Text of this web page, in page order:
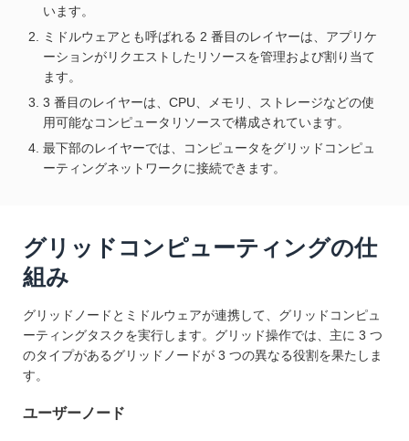
います。
ミドルウェアとも呼ばれる 2 番目のレイヤーは、アプリケ
ーションがリクエストしたリソースを管理および割り当て
ます。
3 番目のレイヤーは、CPU、メモリ、ストレージなどの使
用可能なコンピュータリソースで構成されています。
最下部のレイヤーでは、コンピュータをグリッドコンピュ
ーティングネットワークに接続できます。
グリッドコンピューティングの仕
組み
グリッドノードとミドルウェアが連携して、グリッドコンピュ
ーティングタスクを実行します。グリッド操作では、主に 3 つ
のタイプがあるグリッドノードが 3 つの異なる役割を果たしま
す。
ユーザーノード